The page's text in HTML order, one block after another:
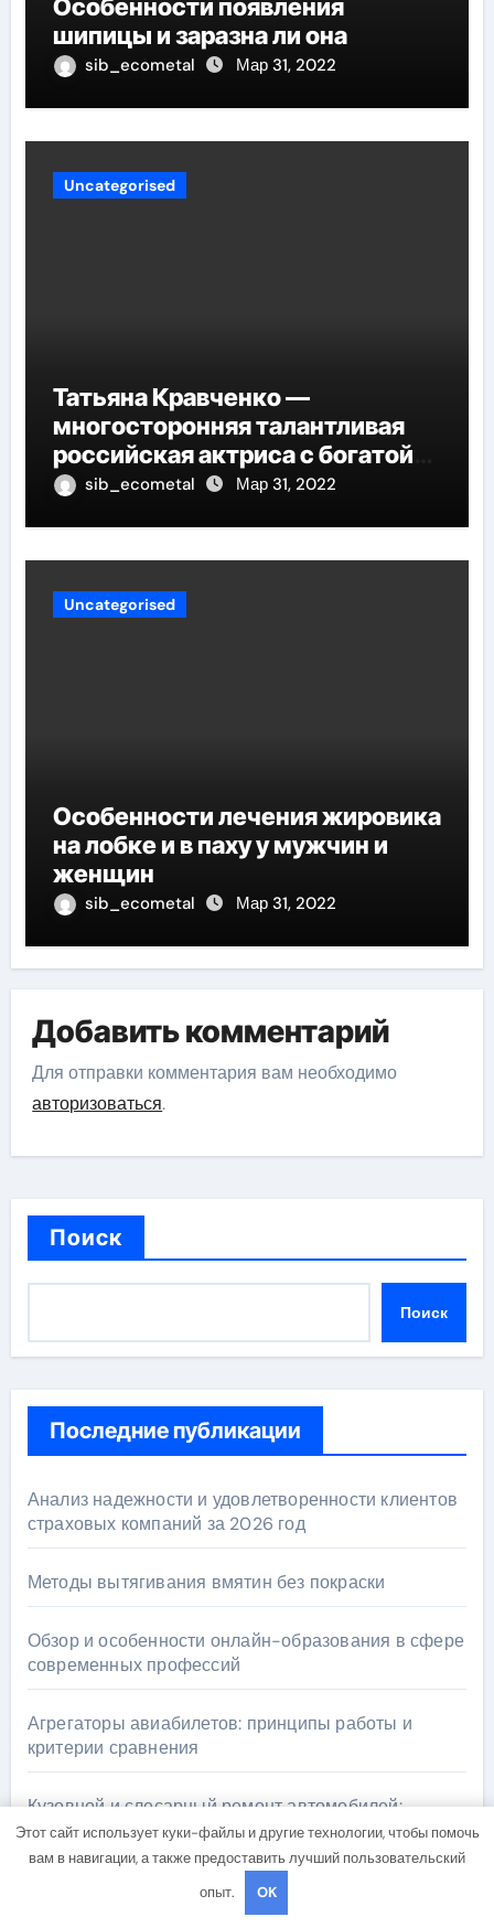
Особенности появления
шипицы и заразна ли она
sib_ecometal Мар 31, 2022
Uncategorised
Татьяна Кравченко —
многосторонняя талантливая
российская актриса с богатой
биографией и успешной
sib_ecometal Мар 31, 2022
Uncategorised
Особенности лечения жировика
на лобке и в паху у мужчин и
женщин
sib_ecometal Мар 31, 2022
Добавить комментарий
Для отправки комментария вам необходимо
авторизоваться.
Поиск
Поиск
Последние публикации
Анализ надежности и удовлетворенности клиентов
страховых компаний за 2026 год
Методы вытягивания вмятин без покраски
Обзор и особенности онлайн-образования в сфере
современных профессий
Агрегаторы авиабилетов: принципы работы и
критерии сравнения
Кузовной и слесарный ремонт автомобилей:
оригинальные запчасти и сроки выполнения работ
Этот сайт использует куки-файлы и другие технологии, чтобы помочь
вам в навигации, а также предоставить лучший пользовательский
опыт.
OK